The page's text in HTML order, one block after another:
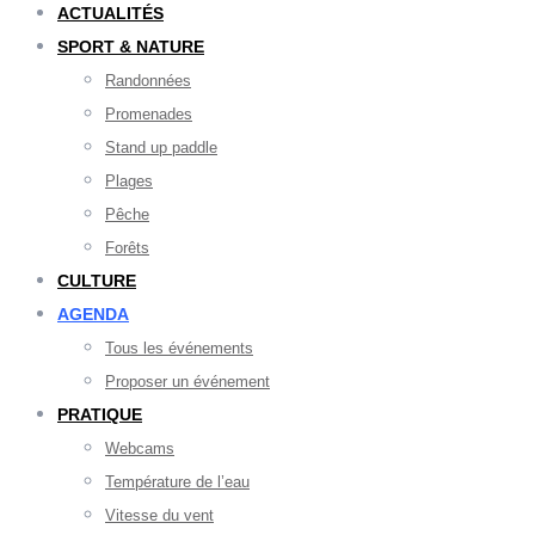
ACTUALITÉS
SPORT & NATURE
Randonnées
Promenades
Stand up paddle
Plages
Pêche
Forêts
CULTURE
AGENDA
Tous les événements
Proposer un événement
PRATIQUE
Webcams
Température de l’eau
Vitesse du vent